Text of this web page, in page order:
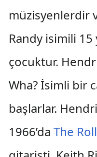
müzisyenlerdir
Randy isimili 15
çocuktur.
Wha? İsimli bir
başlarlar.
1966’da The